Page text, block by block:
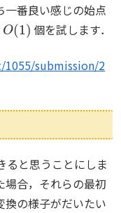
一番良い感じの始点
O (1)
個を試します．
submission/2
ると思うことにしま
場合，それらの最初
換の様子がだいたい